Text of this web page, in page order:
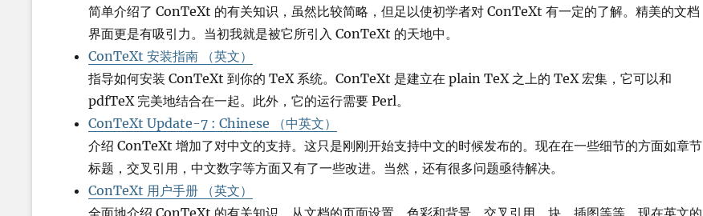
简单介绍了 ConTeXt 的有关知识，虽然比较简略，但足以使初学者对 ConTeXt 有一定的了解。精美的文档
界面更是有吸引力。当初我就是被它所引入 ConTeXt 的天地中。
ConTeXt 安装指南 （英文）
指导如何安装 ConTeXt 到你的 TeX 系统。ConTeXt 是建立在 plain TeX 之上的 TeX 宏集，它可以和
pdfTeX 完美地结合在一起。此外，它的运行需要 Perl。
ConTeXt Update-7 : Chinese （中英文）
介绍 ConTeXt 增加了对中文的支持。这只是刚刚开始支持中文的时候发布的。现在在一些细节的方面如章节
标题，交叉引用，中文数字等方面又有了一些改进。当然，还有很多问题亟待解决。
ConTeXt 用户手册 （英文）